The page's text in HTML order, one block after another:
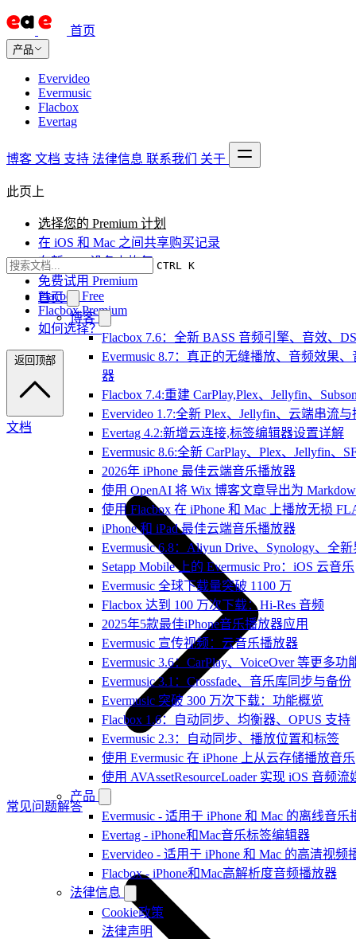
首页
产品
Evervideo
Evermusic
Flacbox
Evertag
博客 文档 支持 法律信息 联系我们 关于
CTRL K
首页
博客
Flacbox 7.6：全新 BASS 音频引擎、音效、
Evermusic 8.7：真正的无缝播放、音频效果
器
Flacbox 7.4:重建 CarPlay,Plex、Jellyfin、
Evervideo 1.7:全新 Plex、Jellyfin、云端串流
Evertag 4.2:新增云连接,标签编辑器设置详解
Evermusic 8.6:全新 CarPlay、Plex、Jellyfin、
2026年 iPhone 最佳云端音乐播放器
使用 OpenAI 将 Wix 博客文章导出为
使用 Flacbox 在 iPhone 和 Mac 上播放无损
iPhone 和 iPad 最佳云端音乐播放器
Evermusic 6.8：Aliyun Drive、Synology、全
Setapp Mobile 上的 Evermusic Pro：iOS 云音乐
Evermusic 全球下载量突破 1100 万
Flacbox 达到 100 万次下载：Hi-Res 音频
2025年5款最佳iPhone音乐播放器应用
Evermusic 宣传视频：云音乐播放器
Evermusic 3.6：CarPlay、VoiceOver 等更多功
Evermusic 3.1：Crossfade、音乐库同步与备份
Evermusic 突破 300 万次下载：功能概览
Flacbox 1.6：自动同步、均衡器、OPUS 支持
Evermusic 2.3：自动同步、播放位置和标签
使用 Evermusic 在 iPhone 上从云存储播放音乐
使用 AVAssetResourceLoader 实现 iOS 音频流
产品
Evermusic - 适用于 iPhone 和 Mac 的离线音乐
Evertag - iPhone和Mac音乐标签编辑器
Evervideo - 适用于 iPhone 和 Mac 的高清视频
Flacbox - iPhone和Mac高解析度音频播放器
法律信息
Cookie政策
法律声明
此页上
选择您的 Premium 计划
在 iOS 和 Mac 之间共享购买记录
在新 iOS 设备上恢复
免费试用 Premium
Flacbox Free
Flacbox Premium
如何选择？
返回顶部
文档
常见问题解答